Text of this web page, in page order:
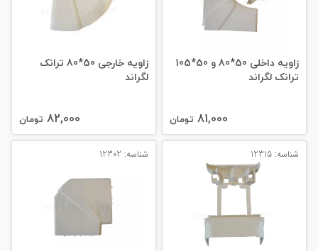
زاویه داخلی 50*80 و 50*105
ترانک لگراند
81,000 تومان
زاویه خارجی 50*80 ترانک
لگراند
82,000 تومان
شناسه: 12315 شناسه: 12302